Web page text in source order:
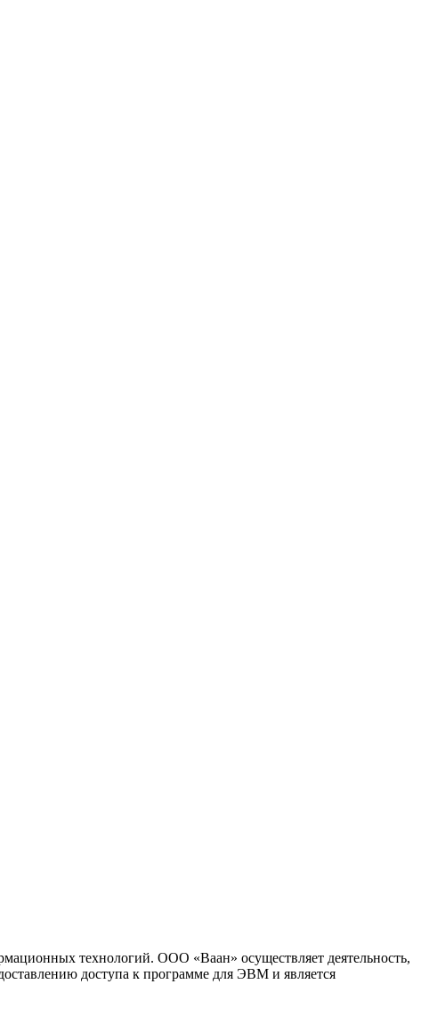
технологий. ООО «Ваан» осуществляет деятельность,
доступа к программе для ЭВМ и является